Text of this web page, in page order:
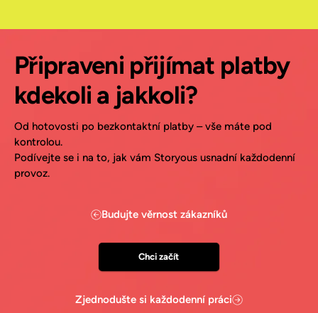
Připraveni přijímat platby
kdekoli a jakkoli?
Od hotovosti po bezkontaktní platby – vše máte pod
kontrolou.
Podívejte se i na to, jak vám Storyous usnadní každodenní
provoz.
Budujte věrnost zákazníků
Chci začít
Zjednodušte si každodenní práci